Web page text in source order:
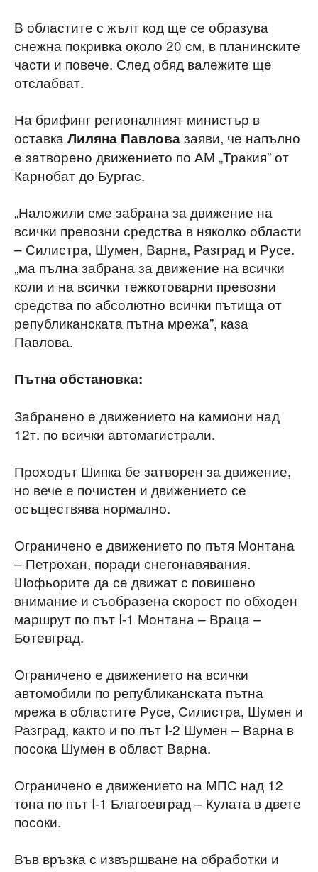
В областите с жълт код ще се образува
снежна покривка около 20 см, в планинските
части и повече. След обяд валежите ще
отслабват.
На брифинг регионалният министър в
оставка Лиляна Павловазаяви, че напълно
е затворено движението по АМ „Тракия” от
Карнобат до Бургас.
„Наложили сме забрана за движение на
всички превозни средства в няколко области
– Силистра, Шумен, Варна, Разград и Русе.
„ма пълна забрана за движение на всички
коли и на всички тежкотоварни превозни
средства по абсолютно всички пътища от
републиканската пътна мрежа”, каза
Павлова.
Пътна обстановка:
Забранено е движението на камиони над
12т. по всички автомагистрали.
Проходът Шипка бе затворен за движение,
но вече е почистен и движението се
осъществява нормално.
Ограничено е движението по пътя Монтана
– Петрохан, поради снегонавявания.
Шофьорите да се движат с повишено
внимание и съобразена скорост по обходен
маршрут по път I-1 Монтана – Враца –
Ботевград.
Ограничено е движението на всички
автомобили по републиканската пътна
мрежа в областите Русе, Силистра, Шумен и
Разград, както и по път I-2 Шумен – Варна в
посока Шумен в област Варна.
Ограничено е движението на МПС над 12
тона по път I-1 Благоевград – Кулата в двете
посоки.
Във връзка с извършване на обработки и